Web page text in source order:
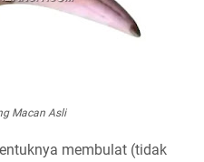
Macan Asli
membulat (tidak